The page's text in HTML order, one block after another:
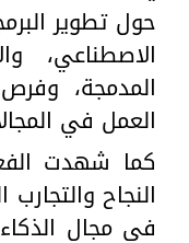
حول تطوير
الاصطناعي،
المدمجة،
العمل في
كما شهدت
النجاح
في مجال